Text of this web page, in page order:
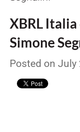
XBRL
Simone
Posted on July